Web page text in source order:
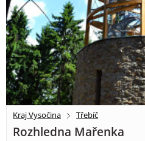
Kraj Vysočina Třebíč
Rozhledna Mařenka